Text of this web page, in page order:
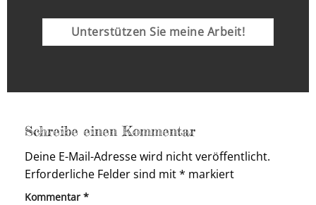
Unterstützen Sie meine Arbeit!
Schreibe einen Kommentar
Deine E-Mail-Adresse wird nicht veröffentlicht.
Erforderliche Felder sind mit* markiert
Kommentar *